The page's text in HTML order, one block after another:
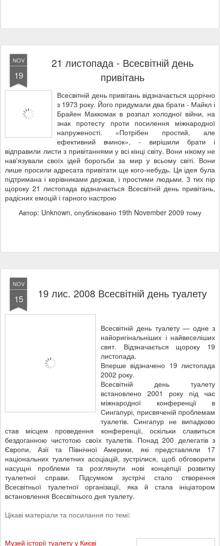
NOV
19
21 листопада - Всесвітній день
привітань
Всесвітній день привітань відзначається щорічно
з 1973 року. Його придумали два брати - Майкл і
Брайен Маккомак в розпал холодної війни, на
знак протесту проти посилення міжнародної
напруженості. «Потрібен простий, але
ефективний вчинок», - вирішили брати і
відправили листи з привітаннями у всі кінці світу. Вони нікому не
нав'язували своїх ідей боротьби за мир у всьому світі. Вони
лише просили адресата привітати ще кого-небудь. Ця ідея була
підтримана і керівниками держав, і простими людьми. З тих пір
щороку 21 листопада відзначається Всесвітній день привітань,
радісних емоцій і гарного настрою
Автор: Unknown, опубліковано 19th November 2009 тому
NOV
15 19 лис. 2008 Всесвітній день туалету
Всесвітній день туалету — одне з
найоригінальніших і найвеселіших
свят. Відзначається щороку 19
листопада.
Вперше відзначено 19 листопада
2002 року.
Всесвітній день туалету
встановлено 2001 року під час
міжнародної конференції в
Сингапурі, присвяченій проблемам
туалетів. Сингапур не випадково
став місцем проведення конференції, оскільки славиться
бездоганною чистотою своїх туалетів. Понад 200 делегатів з
Європи, Азії та Північної Америки, які представляли 17
національних туалетних асоціацій, зустрілися, щоб обговорити
насущні проблеми та розглянути нові концепції розвитку
туалетної справи. Підсумком зустрічі стало створення
Всесвітньої туалетної організації, яка й стала ініціатором
встановлення Всесвітнього дня туалету.
Цікаві матеріали та посилання по темі:
Музей історії туалету у Києві